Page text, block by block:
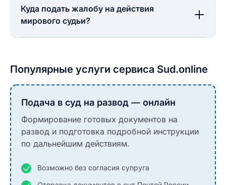
Куда подать жалобу на действия
мирового судьи?
Популярные услуги сервиса Sud.online
Подача в суд на развод — онлайн
Формирование готовых документов на
развод и подготовка подробной инструкции
по дальнейшим действиям.
Возможно без согласия супруга